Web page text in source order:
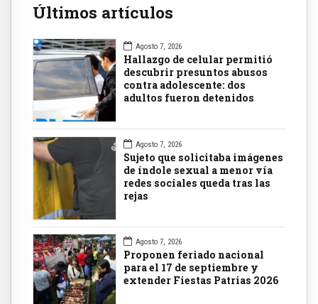
Últimos artículos
Agosto 7, 2026
Hallazgo de celular permitió
descubrir presuntos abusos
contra adolescente: dos
adultos fueron detenidos
Agosto 7, 2026
Sujeto que solicitaba imágenes
de índole sexual a menor vía
redes sociales queda tras las
rejas
Agosto 7, 2026
Proponen feriado nacional
para el 17 de septiembre y
extender Fiestas Patrias 2026